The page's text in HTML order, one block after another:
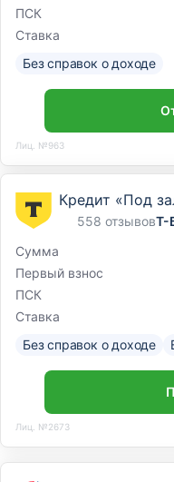
ПСК
Ставка
Без справок о доходе
Лиц. №963
Кредит «Под
558 отзывовТ-
Сумма
Первый взнос
ПСК
Ставка
Без справок о доходе
Лиц. №2673